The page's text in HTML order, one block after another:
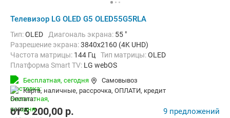
Телевизор LG OLED G5 OLED55G5RLA
Тип:OLED Диагональ экрана: 55 "
Разрешение экрана:3840x2160 (4K UHD)
Частота матрицы: 144 Гц Тип матрицы:OLED
Платформа Smart TV: LG webOS
Беспроводные интерфейсы:
Бесплатная, сегодня
Самовывоз
карта, наличные, рассрочка, ОПЛАТИ, кредит
от5 200,00 p. 9 предложений